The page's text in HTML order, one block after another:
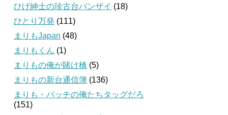
ひげ紳士の珍古台バンザイ (18)
ひとり万発 (111)
まりもJapan (48)
まりもくん (1)
まりもの俺が賭け橋 (5)
まりもの新台通信簿 (136)
まりも・バッチの俺たちタッグだろ
(151)